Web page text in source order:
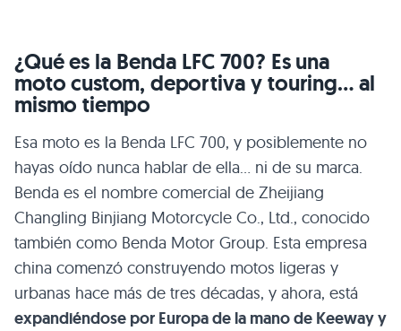
¿Qué es la Benda LFC 700? Es una
moto custom, deportiva y touring… al
mismo tiempo
Esa moto es la Benda LFC 700, y posiblemente no
hayas oído nunca hablar de ella… ni de su marca.
Benda es el nombre comercial de Zheijiang
Changling Binjiang Motorcycle Co., Ltd., conocido
también como Benda Motor Group. Esta empresa
china comenzó construyendo motos ligeras y
urbanas hace más de tres décadas, y ahora, está
expandiéndose por Europa de la mano de Keeway y